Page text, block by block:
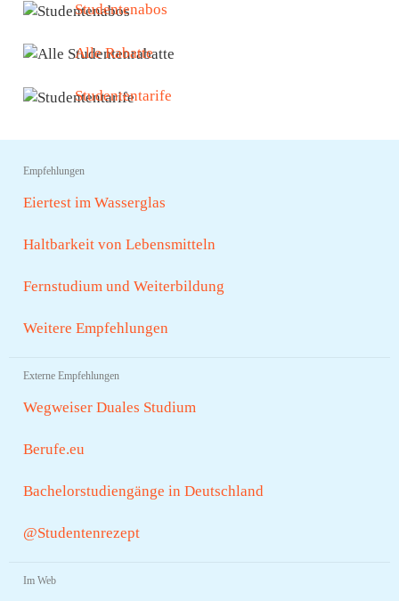
Studentenabos
Alle Rabatte
Studententarife
Empfehlungen
Eiertest im Wasserglas
Haltbarkeit von Lebensmitteln
Fernstudium und Weiterbildung
Weitere Empfehlungen
Externe Empfehlungen
Wegweiser Duales Studium
Berufe.eu
Bachelorstudiengänge in Deutschland
@Studentenrezept
Im Web